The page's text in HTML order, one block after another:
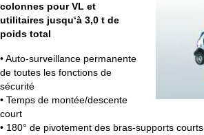
colonnes pour VL et
utilitaires jusqu‘à 3,0 t de
poids total
• Auto-surveillance permanente
de toutes les fonctions de
sécurité
• Temps de montée/descente
court
• 180° de pivotement des bras-supports courts